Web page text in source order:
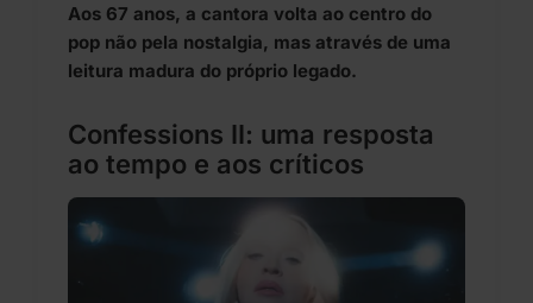
Aos 67 anos, a cantora volta ao centro do
pop não pela nostalgia, mas através de uma
leitura madura do próprio legado.
Confessions II: uma resposta
ao tempo e aos críticos